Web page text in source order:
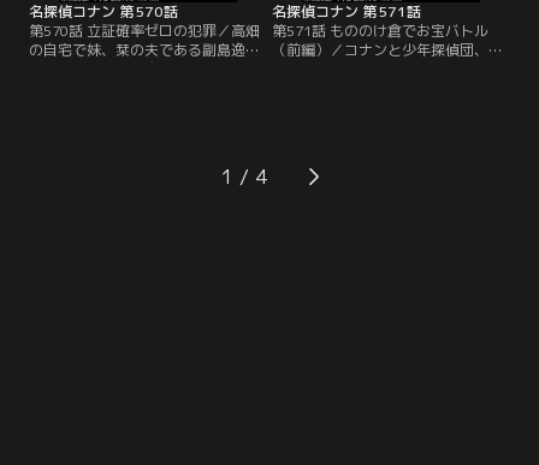
名探偵コナン 第570話
第570話 立証確率ゼロの犯罪／高畑
の自宅で妹、栞の夫である副島逸郎
が絶命していた。逸郎は千葉刑事の
年間で飲酒による事故、事件を9回
も起こしていた事が判明。コナンの
名探偵コナン 第571話
第571話 もののけ倉でお宝バトル
（前編）／コナンと少年探偵団、哀
呼ばれ、大切な物を置くと消えてし
まうというのだ。倉を調べてもお宝
1